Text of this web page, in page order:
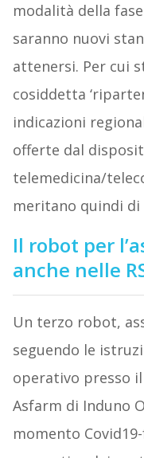
modalità della
saranno nuovi
attenersi. Per cui
cosiddetta
indicazioni
offerte dal
telemedicina/
meritano quindi di
Il robot per
anche nelle
Un terzo robot,
seguendo le
operativo presso
Asfarm di Induno
momento